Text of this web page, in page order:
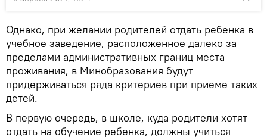
Однако, при желании родителей отдать ребенка в
учебное заведение, расположенное далеко за
пределами административных границ места
проживания, в Минобразования будут
придерживаться ряда критериев при приеме таких
детей.
В первую очередь, в школе, куда родители хотят
отдать на обучение ребенка, должны учиться